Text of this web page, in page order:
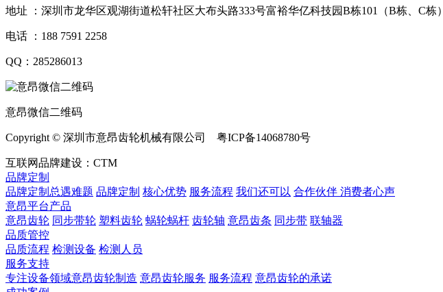
地址 ：深圳市龙华区观湖街道松轩社区大布头路333号富裕华亿科技园B栋101（B栋、C栋）
电话 ：188 7591 2258
QQ：285286013
意昂微信二维码
Copyright © 深圳市意昂齿轮机械有限公司 粤ICP备14068780号
互联网品牌建设：CTM
品牌定制
品牌定制总遇难题 品牌定制 核心优势 服务流程 我们还可以 合作伙伴 ​ 消费者心声
意昂平台产品
意昂齿轮 同步带轮 塑料齿轮 蜗轮蜗杆 齿轮轴 意昂齿条 同步带 联轴器
品质管控
品质流程 检测设备 检测人员
服务支持
专注设备领域意昂齿轮制造 意昂齿轮服务 服务流程 意昂齿轮的承诺